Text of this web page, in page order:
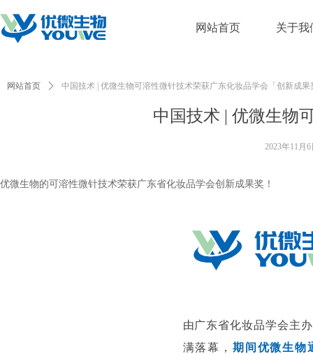
网站首页 关于我
中国技术 | 优微生物
网站首页 ꄲ 中国技术 | 优微生物可溶性微针技术荣获广东化妆品学会「创新成果
由广东省化妆品学会主
满落幕， 期间优微生物
2023年11月6
优微生物的可溶性微针技术荣获广东省化妆品学会创新成果奖！